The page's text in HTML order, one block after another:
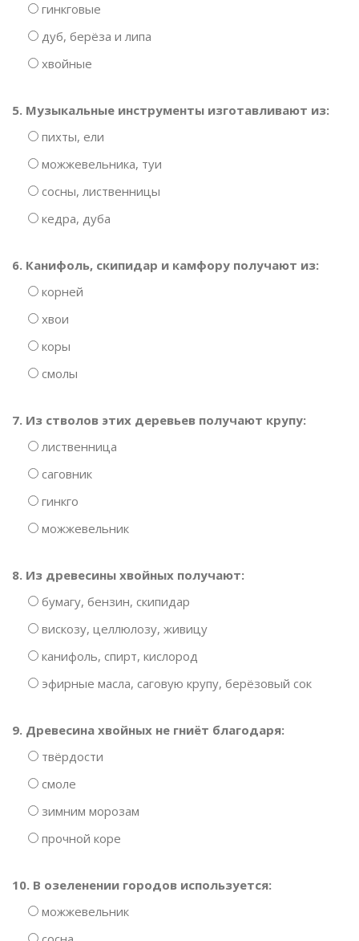
гинкговые
дуб, берёза и липа
хвойные
5. Музыкальные инструменты изготавливают из:
пихты, ели
можжевельника, туи
сосны, лиственницы
кедра, дуба
6. Канифоль, скипидар и камфору получают из:
корней
хвои
коры
смолы
7. Из стволов этих деревьев получают крупу:
лиственница
саговник
гинкго
можжевельник
8. Из древесины хвойных получают:
бумагу, бензин, скипидар
вискозу, целлюлозу, живицу
канифоль, спирт, кислород
эфирные масла, саговую крупу, берёзовый сок
9. Древесина хвойных не гниёт благодаря:
твёрдости
смоле
зимним морозам
прочной коре
10. В озеленении городов используется:
можжевельник